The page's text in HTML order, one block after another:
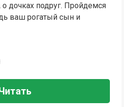
дочках подруг. Пройдемся
ваш рогатый сын и